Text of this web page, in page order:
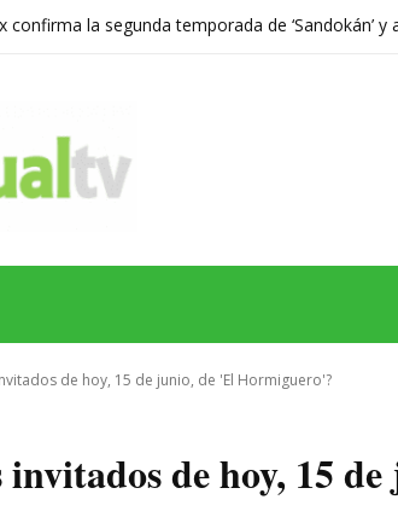
confirma la segunda temporada de ‘Sandokán’ y
de hoy, 15 de junio, de 'El Hormiguero'?
invitados de hoy, 15